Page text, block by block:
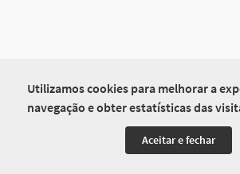
Utilizamos cookies para melhorar a
navegação e obter estatísticas das
Aceitar e fechar